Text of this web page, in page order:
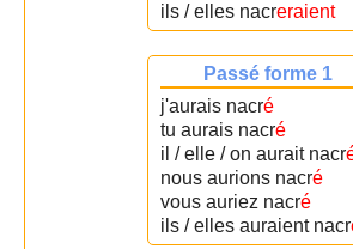
ils / elles nacreraient
Passé forme 1
j'aurais nacré
tu aurais nacré
il / elle / on aurait nacr
nous aurions nacré
vous auriez nacré
ils / elles auraient nacr